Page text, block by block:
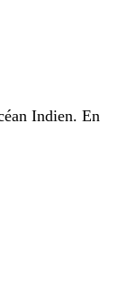
Indien. En